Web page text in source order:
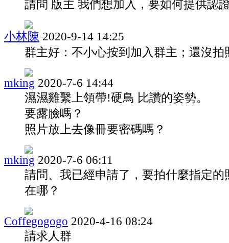
請問 版主 我們想加入，要如何提供認
小林陳 2020-9-14 14:25
群主好：不小心按到加入群主；還沒拍
mking 2020-7-6 14:44
濕濕雞繫上領帶!硬鳥 比讚的姿勢。
要露臉嗎？
照片放上去像冊要密碼嗎？
mking 2020-7-6 06:11
請問、我已經申請了，要拍什麼指定的
在哪？
Coffegogogo 2020-4-16 08:24
請求人群